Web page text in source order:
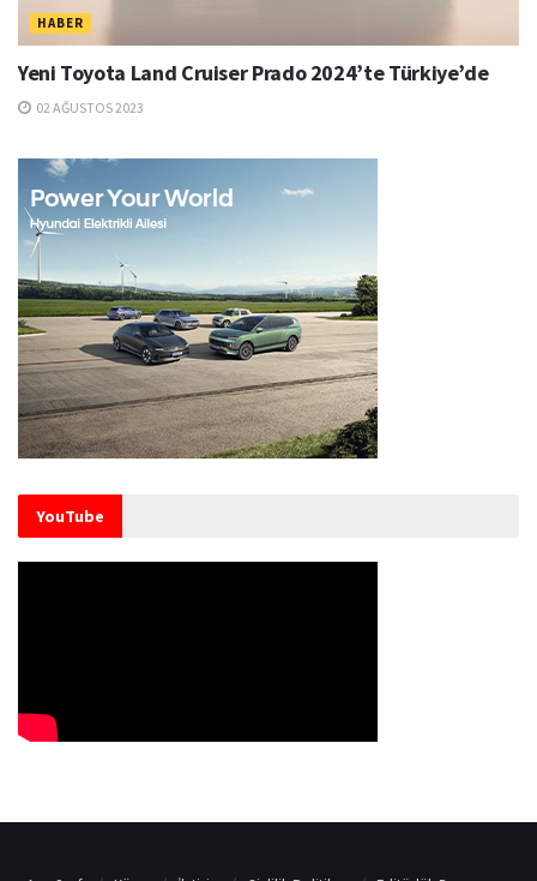
HABER
Yeni Toyota Land Cruiser Prado 2024’te Türkiye’de
02 AĞUSTOS 2023
YouTube